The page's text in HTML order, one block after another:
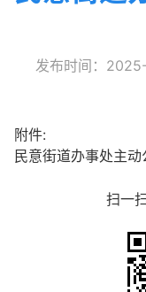
发布时间：
附件:
民意街道办事处主
扫一